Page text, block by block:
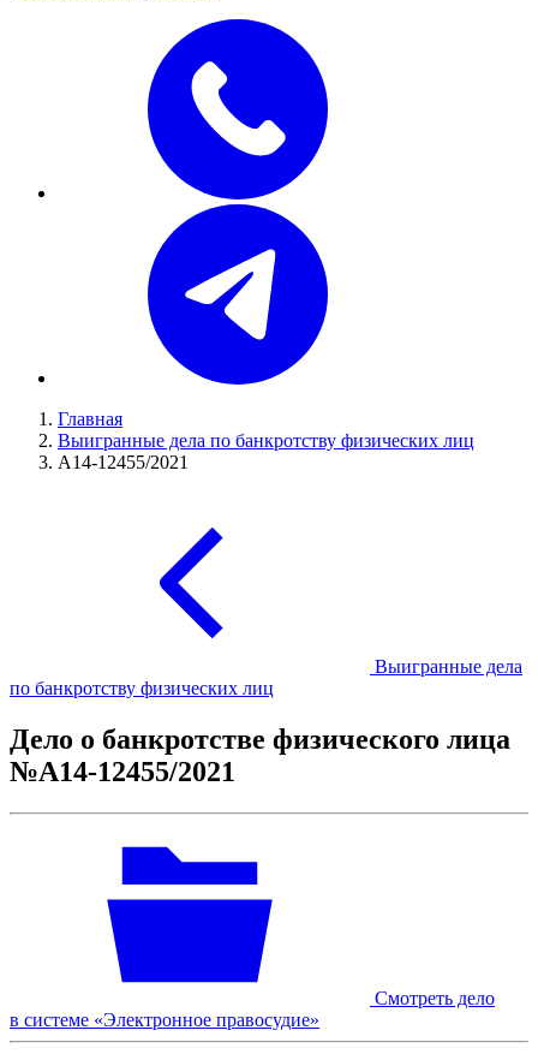
Главная
Выигранные дела по банкротству физических лиц
А14-12455/2021
Выигранные дела
по банкротству физических лиц
Дело о банкротстве физического лица
№А14-12455/2021
Смотреть дело
в системе «Электронное правосудие»